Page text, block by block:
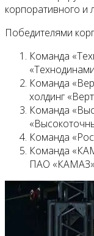
корпоративного и
Победителями
Команда
Команда
холдинг
Команда
Команда
Команда
ПАО